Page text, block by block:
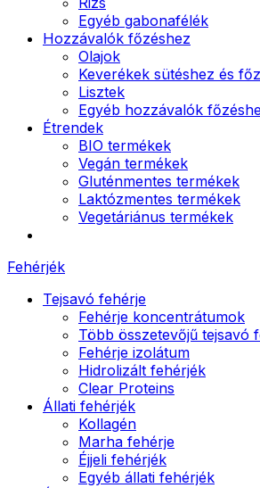
Egyéb gabonafélék
Hozzávalók főzéshez
Olajok
Keverékek sütéshez és
Lisztek
Egyéb hozzávalók
Étrendek
BIO termékek
Vegán termékek
Gluténmentes termékek
Laktózmentes termékek
Vegetáriánus termékek
Fehérjék
Tejsavó fehérje
Fehérje koncentrátumok
Több összetevőjű tejsavó
Fehérje izolátum
Hidrolizált fehérjék
Clear Proteins
Állati fehérjék
Kollagén
Marha fehérje
Éjjeli fehérjék
Egyéb állati fehérjék